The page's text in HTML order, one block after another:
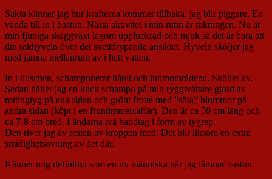
Sakta känner jag hur krafterna kommer tillbaka, jag blir piggare. En
vända till in i bastun. Nästa aktivitet i min rutin är rakningen. Nu är
min fjuniga skäggväxt lagom uppluckrad och mjuk så det är bara att
dra rakhyveln över det svettdrypande ansiktet. Hyveln sköljer jag
med jämna mellanrum av i hett vatten.
In i duschen, schamponerar håret och intimområdena. Sköljer av.
Sedan häller jag en klick schampo på min ryggtvättare gjord av
rottingtyg på ena sidan och grönt frotté med ”söta” blommor på
andra sidan (köpt i en fruntimmersaffär). Den är ca 50 cm lång och
ca 7-8 cm bred. I ändarna två handtag i form av tygrep.
Den river jag av resten av kroppen med. Det blir liksom en extra
smidighetsövning av det där.
Känner mig definitivt som en ny människa när jag lämnar bastun.